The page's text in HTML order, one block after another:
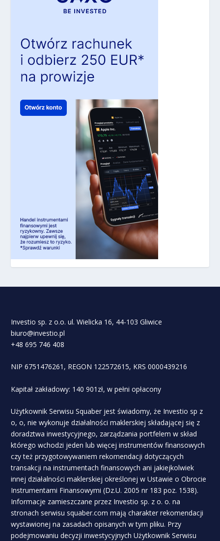
Investio sp. z o.o. ul. Wielicka 16, 44-103 Gliwice
biuro@investio.pl
+48 695 746 408
NIP 6751476261, REGON 122572615, KRS 0000439216
Kapitał zakładowy: 140 901zł, w pełni opłacony
Użytkownik Serwisu Squaber jest świadomy, że Investio sp z
o, o, nie wykonuje działalności maklerskiej składającej się z
doradztwa inwestycyjnego, zarządzania portfelem w skład
którego wchodzi jeden lub więcej instrumentów finansowych
czy też przygotowywaniem rekomendacji dotyczących
transakcji na instrumentach finansowych ani jakiejkolwiek
innej działalności maklerskiej określonej w Ustawie o Obrocie
Instrumentami Finansowymi (Dz.U. 2005 nr 183 poz. 1538).
Informacje zamieszczane przez Investio sp. z o. o. na
stronach serwisu squaber.com mają charakter rekomendacji
wystawionej na zasadach opisanych w tym pliku. Przy
podejmowaniu decyzji inwestycyjnych Użytkownik Serwisu